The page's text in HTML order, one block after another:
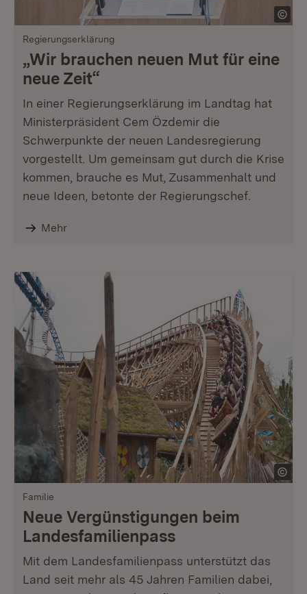
Regierungserklärung
„Wir brauchen neuen Mut für eine
neue Zeit“
In einer Regierungserklärung im Landtag hat
Ministerpräsident Cem Özdemir die
Schwerpunkte der neuen Landesregierung
vorgestellt. Um gemeinsam gut durch die Krise
kommen, brauche es Mut, Zusammenhalt und
neue Ideen, betonte der Regierungschef.
Mehr
Familie
Neue Vergünstigungen beim
Landesfamilienpass
Mit dem Landesfamilienpass unterstützt das
Land seit mehr als 45 Jahren Familien dabei,